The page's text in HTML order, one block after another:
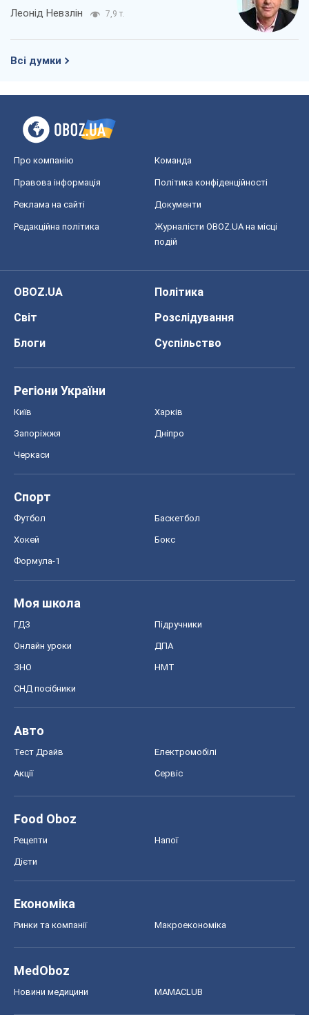
Леонід Невзлін 7,9 т.
Всі думки
Про компанію Команда
Правова інформація Політика конфіденційності
Реклама на сайті Документи
Редакційна політика
Журналісти OBOZ.UA на місці
подій
OBOZ.UA
Політика
Світ
Розслідування
Блоги
Суспільство
Регіони України
Київ Харків
Запоріжжя Дніпро
Черкаси
Спорт
Футбол Баскетбол
Хокей Бокс
Формула-1
Моя школа
ГДЗ Підручники
Онлайн уроки ДПА
ЗНО НМТ
СНД посібники
Авто
Тест Драйв Електромобілі
Акції Сервіс
Food Oboz
Рецепти Напої
Дієти
Економіка
Ринки та компанії Макроекономіка
MedOboz
Новини медицини MAMACLUB